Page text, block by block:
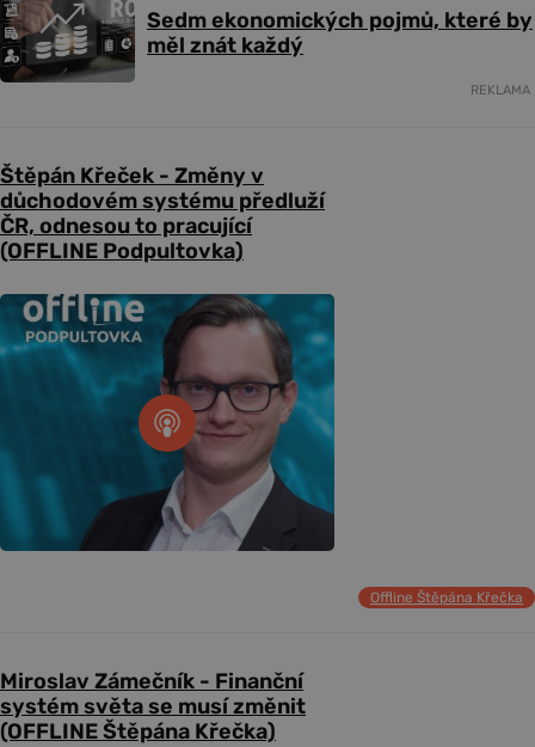
Sedm ekonomických pojmů, které by
měl znát každý
REKLAMA
Štěpán Křeček - Změny v
důchodovém systému předluží
ČR, odnesou to pracující
(OFFLINE Podpultovka)
Offline Štěpána Křečka
Miroslav Zámečník - Finanční
systém světa se musí změnit
(OFFLINE Štěpána Křečka)